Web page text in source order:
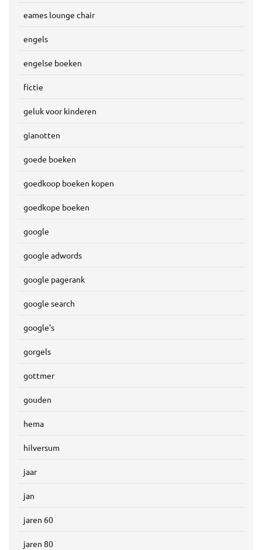
eames lounge chair
engels
engelse boeken
fictie
geluk voor kinderen
gianotten
goede boeken
goedkoop boeken kopen
goedkope boeken
google
google adwords
google pagerank
google search
google's
gorgels
gottmer
gouden
hema
hilversum
jaar
jan
jaren 60
jaren 80